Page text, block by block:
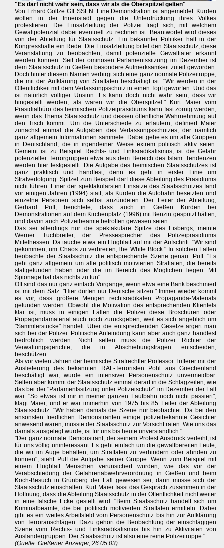
"Es darf nicht wahr sein, dass wir als die Oberspitzel gelten"
Von Erhard Goltze GIESSEN. Eine Demonstration ist angemeldet. Kurden
wollen in der Innenstadt gegen die Unterdrückung ihres Volkes
protestieren. Die Einsatzleitung der Polizei fragt sich, mit welchem
Gewaltpotenzial dabei eventuell zu rechnen ist. Beantwortet wird dieses
von der Abteilung für Staatsschutz. Ein bekannter Politiker hält in der
Kongresshalle ein Rede. Die Einsatzleitung bittet den Staatsschutz, diese
Veranstaltung zu beobachten, damit potenzielle Gewalttäter erkannt
werden können. Seit der ominösen Parlamentssitzung im Dezember ist
dem Staatsschutz in Gießen besondere Aufmerksamkeit zuteil geworden.
Doch hinter diesem Namen verbirgt sich eine ganz normale Polizeitruppe,
die mit der Aufklärung von Straftaten beschäftigt ist. "Wir werden in der
Öffentlichkeit mit dem Verfassungsschutz in einen Topf geworfen. Und das
ist natürlich völliger Unsinn. Es kann doch nicht wahr sein, dass wir
hingestellt werden, als wären wir die Oberspitzel." Kurt Maier vom
Präsidialbüro des heimischen Polizeipräsidiums kann fast zornig werden,
wenn das Thema Staatsschutz und dessen öffentliche Wahrnehmung auf
den Tisch kommt. Um die Unterschiede zu erläutern, definiert Maier
zunächst einmal die Aufgaben des Verfassungsschutzes, der nämlich
ganz allgemein Informationen sammele. Dabei gehe es um alle Gruppen
in Deutschland, die in irgendeiner Weise extrem politisch aktiv seien.
Gemeint ist zu Beispiel Rechts- und Linksradikalismus, ist die Gefahr
potenzieller Terrorgruppen etwa aus dem Bereich des Islam. Tendenzen
werden hier festgestellt. Die Aufgabe des heimischen Staatsschutzes ist
ganz praktisch und handfest, denn es geht in erster Linie um
Strafverfolgung. Spitzel zum Beispiel darf diese Abteilung des Präsidiums
nicht führen. Einer der spektakulärsten Einsätze des Staatsschutzes fand
vor einigen Jahren (1994) statt, als Kurden die Autobahn besetzten und
einzelne Personen sich selbst anzündeten. Der Leiter der Abteilung,
Gerhard Puff, berichtete, dass auch in Gießen Kurden bei
Demonstrationen auf dem Kirchenplatz (1996) mit Benzin gespritzt hätten,
und davon auch Polizeibeamte betroffen gewesen seien.
Das sei allerdings nur die spektakuläre Spitze des Eisbergs, meinte
Werner Tuchbreiter, der Pressesprecher des Polizeipräsidiums
Mittelhessen. Da tauche etwa ein Flugblatt auf mit der Aufschrift: "Wir sind
gekommen, um Chaos zu verbreiten,The White Block." In solchen Fällen
beobachte der Staatsschutz die entsprechende Szene genau. Puff: "Es
geht ganz allgemein um alle politisch motivierten Straftaten, die bereits
stattgefunden haben oder die im Bereich des Möglichen liegen. Mit
Spionage hat das nichts zu tun"
Oft sind das nur ganz einfach Vorgänge, wenn etwa eine Bank beschmiert
ist mit dem Satz: "Hier dürfen nur Deutsche sitzen." Immer wieder kommt
es vor, dass größere Mengen rechtsradikalen Propaganda-Materials
gefunden werden. Obwohl die Motivation des entsprechenden Klientels
klar ist, muss in einigen Fällen die Polizei diese Broschüren oder
Propagandamaterial auch noch zurückgeben, weil es sich angeblich um
"Sammlerstücke" handelt. Über die entsprechenden Gesetze ärgert man
sich bei der Polizei. Politische Anfeindung kann aber auch ganz handfest
bedrohlich werden. Nicht selten muss die Polizei Richter der
Verwaltungsgerichte, die in Abschiebungsfragen entscheiden,
beschützen.
Als vor vielen Jahren der heimische Strafrechtler Professor Trifterer mit der
Auslieferung des bekannten RAF-Terroristen Pohl aus Griechenland
beschäftigt war, wurde ein intensiver Personenschutz unvermeidbar.
Selten aber kommt der Staatsschutz einmal derart in die Schlagzeilen, wie
das bei der "Parlamentssitzung unter Polizeischutz" im Dezember der Fall
war. "So etwas ist mir in meiner ganzen Laufbahn noch nicht passiert",
klagt Maier, und er war immerhin von 1975 bis 85 Leiter der Abteilung
Staatsschutz. "Wir haben damals die Szene nur beobachtet. Da bei den
ansonsten friedlichen Demonstranten einige polizeibekannte Gesichter
anwesend waren, musste der Staatsschutz zur Vorsicht raten. Wie uns das
damals ausgelegt wurde, ist für uns bis heute unverständlich."
"Der ganz normale Demonstrant, der seinem Protest Ausdruck verleiht, ist
für uns völlig uninteressant. Es geht einfach um die gewaltbereiten Leute,
die wir im Auge behalten, um Straftaten zu verhindern oder ahnden zu
können", sieht Puff die Aufgabe seiner Gruppe. Wenn zum Beispiel mit
einem Flugblatt Menschen verunsichert würden, wie das vor der
Verabschiedung der Gefahrenabwehrverordnung in Gießen und beim
Koch-Besuch in Grünberg der Fall gewesen sei, dann müsse sich der
Staatsschutz einschalten. Kurt Maier fasst das Gespräch zusammen in der
Hoffnung, dass die Abteilung Staatsschutz in der Öffentlichkeit nicht weiter
in eine falsche Ecke gestellt wird: "Beim Staatsschutz handelt sich um
Kriminalbeamte, die bei politisch motivierten Straftaten ermitteln. Dabei
gibt es ein weites Arbeitsfeld vom Personenschutz bis hin zur Aufklärung
von Terroranschlägen. Dazu gehört die Beobachtung der einschlägigen
Szene vom Rechts- und Linksradikalismus bis hin zu Aktivitäten von
Ausländergruppen. Der Staatsschutz ist also eine reine Polizeitruppe."
(Quelle: Gießener Anzeiger, 26.05.03)